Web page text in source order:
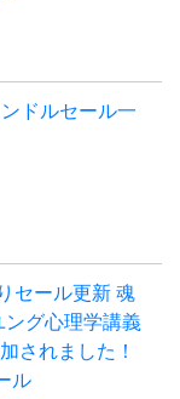
ドルセール一
セール更新 魂
グ心理学講義
されました！
ル